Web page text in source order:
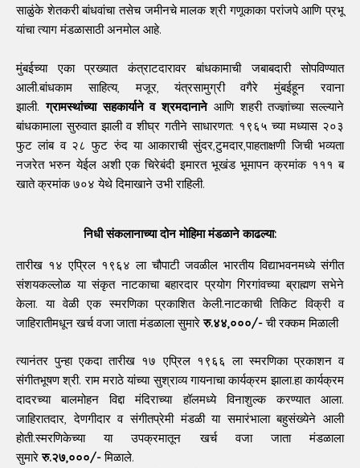
साळुंके शेतकरी बांधवांचा तसेच जमीनचे मालक श्री गणूकाका परांजपे आणि प्रभू
यांचा त्याग मंडळासाठी अनमोल आहे.
मुंबईच्या एका प्रख्यात कंत्राटदारावर बांधकामाची जबाबदारी सोपविण्यात
आली.बांधकाम साहित्य, मजूर, यंत्रसामुग्री वगैरे मुंबईहून रवाना
झाली.ग्रामस्थांच्या सहकार्याने व श्रमदानानेआणि शहरी तज्ज्ञांच्या सल्ल्याने
बांधकामाला सुरुवात झाली व शीघ्र गतीने साधारणत: १९६५ च्या मध्यास २०३
फुट लांब व २८ फुट रुंद या आकाराची सुंदर,टुमदार,पाहताक्षणी जिची भव्यता
नजरेत भरुन येईल अशी एक चिरेबंदी इमारत भूखंड भूमापन क्रमांक १११ ब
खाते क्रमांक ७०४ येथे दिमाखाने उभी राहिली.
निधी संकलानाच्या दोन मोहिमा मंडळाने काढल्या:
तारीख १४ एप्रिल १९६४ ला चौपाटी जवळील भारतीय विद्याभवनमध्ये संगीत
संशयकल्लोळ या संकृत नाटकाचा बहारदार प्रयोग गिरगांवच्या ब्राह्मण सभेने
केला. या वेळी एक स्मरणिका प्रकाशित केली.नाटकाची तिकिट विक्री व
जाहिरातीमधून खर्च वजा जाता मंडळाला सुमारेरु.४४,०००/-ची रक्कम मिळाली
त्यानंतर पुन्हा एकदा तारीख १७ एप्रिल १९६६ ला स्मरणिका प्रकाशन व
संगीतभूषण श्री. राम मराठे यांच्या सुश्राव्य गायनाचा कार्यक्रम झाला.हा कार्यक्रम
दादरच्या बालमोहन विद्दा मंदिराच्या हॉलमध्ये विनाशुल्क करण्यात आला.
जाहिरातदार, देणगीदार व संगीतप्रेमी मंडळी या समारंभाला बहुसंख्येने आली
होती.स्मरणिकेच्या या उपक्रमातून खर्च वजा जाता मंडळाला
सुमारेरु.२७,०००/-मिळाले.